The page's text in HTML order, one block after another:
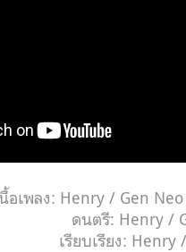
อเพลง: Henry / Gen
ดนตรี: Henry /
เรียบเรียง: